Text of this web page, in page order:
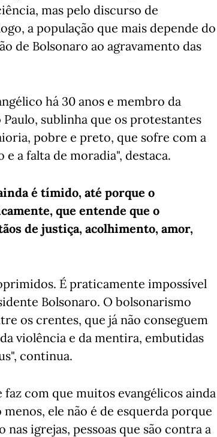
mas pelo discurso de
a população que mais depende do
de Bolsonaro ao agravamento das
há 30 anos e membro da
sublinha que os protestantes
pobre e preto, que sofre com a
a falta de moradia", destaca.
é tímido, até porque o
que entende que o
de justiça, acolhimento, amor,
É praticamente impossível
Bolsonaro. O bolsonarismo
os crentes, que já não conseguem
violência e da mentira, embutidas
continua.
com que muitos evangélicos ainda
ele não é de esquerda porque
igrejas, pessoas que são contra a